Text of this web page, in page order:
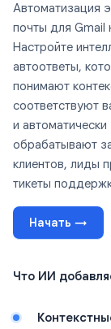
Автоматизация
почты для Gmail
Настройте
автоответы,
понимают
соответствуют
и автоматически
обрабатывают
клиентов, лиды
тикеты
Начать →
Что ИИ